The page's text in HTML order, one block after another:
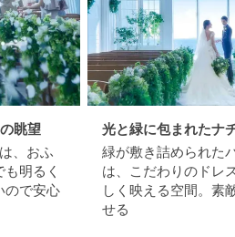
眺望
、おふ
明るく
ので安心
光と緑に包まれたナ
緑が敷き詰められた
は、こだわりのドレ
しく映える空間。素
せる